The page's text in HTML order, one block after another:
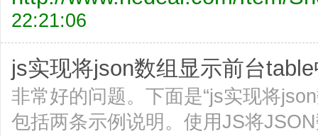
22:21:06
js实现将json数组显示前台
非常好的问题。下面是“js实现将
包括两条示例说明。使用JS将